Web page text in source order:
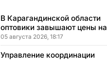
В Карагандинской области
оптовики завышают цены на
продукты до 50%
05 августа 2026, 18:17
Управление координации